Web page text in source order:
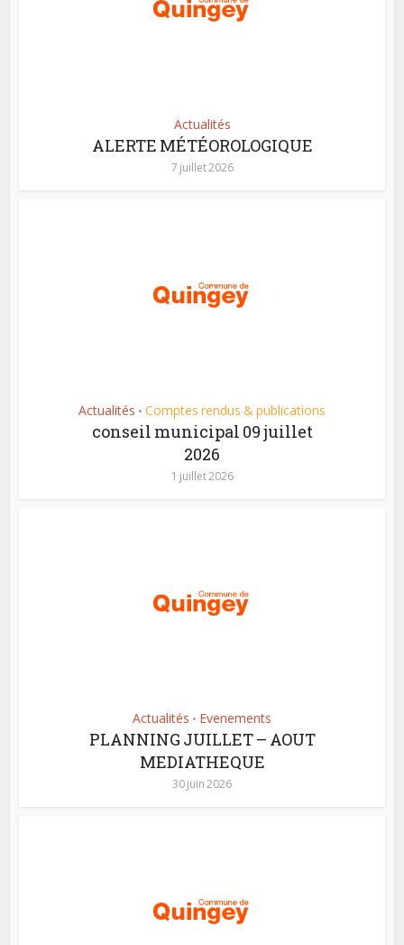
Actualités
ALERTE MÉTÉOROLOGIQUE
7 juillet 2026
Actualités • Comptes rendus & publications
conseil municipal 09 juillet
2026
1 juillet 2026
Actualités • Evenements
PLANNING JUILLET – AOUT
MEDIATHEQUE
30 juin 2026